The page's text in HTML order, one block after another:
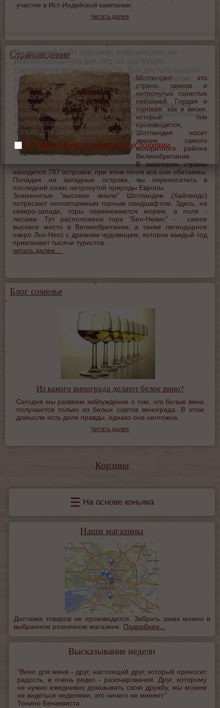
участие в Ист-Индийской кампании.
Читать далее
Страноведение
Шотландия - это
страна замков и
нетронутых гористых
пейзажей. Гордая и
суровая, как и виски,
который там
производится,
Шотландия носит
звание самого
колоритного района
Великобритании.
В акватории страны
находится 787 островов, при этом почти все они обитаемы.
Попадая на западные острова, вы переноситесь в
последний оазис нетронутой природы Европы.
Знаменитые “высокие земли” Шотландии (Хайлендс)
потрясают неповторимым горным ландшафтом. Здесь, на
северо-западе, горы перемежаются морем, а поля -
лесами. Тут расположена гора “Бен-Невис” - самое
высокое место в Великобритании, а также легендарное
озеро Лох-Несс с древним чудовищем, которое каждый год
привлекает тысячи туристов.
читать далее...
Блог сомелье
Из какого винограда делают белое вино?
Сегодня мы развеем заблуждение о том, что белые вина
получаются только из белых сортов винограда. В этом
домысле есть доля правды, однако она ничтожна.
Читать далее
Корзина
☰ На основе коньяка
Наши магазины
Доставка товаров не производится. Забрать заказ можно в
выбранном розничном магазине. Подробнее...
Высказывание недели
"Вино для меня - друг, настоящий друг, который приносит
радость, и очень редко - разочарования. Друг, которому
не нужно ежедневно доказывать свою дружбу, мы можем
не видеться неделями, это ничего не меняет."
Тонино Бенаквиста
Внимание!Сайт содержит информацию, не
рекомендованную для лиц, не достигших
совершеннолетнего возраста. Для доступа на сайт
вы должны подтвердить свое совершеннолетие.
Подтверждая свое совершеннолетие, Вы даете
согласие на вступление в клуб ценителей
настоящего вкуса Вайтнауэр-Филипп. Сведения,
размещенные на сайте клуба, носят исключительно
информационный характер и предназначены
только для личного использования.
Я старше 18 лет и согласен с условиями
использования сайта.